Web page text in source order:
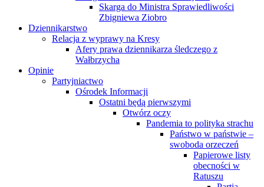
Skarga do Ministra Sprawiedliwości
Zbigniewa Ziobro
Dziennikarstwo
Relacja z wyprawy na Kresy
Afery prawa dziennikarza śledczego z
Wałbrzycha
Opinie
Partyjniactwo
Ośrodek Informacji
Ostatni będą pierwszymi
Otwórz oczy
Pandemia to polityka strachu
Państwo w państwie –
swoboda orzeczeń
Papierowe listy
obecności w
Ratuszu